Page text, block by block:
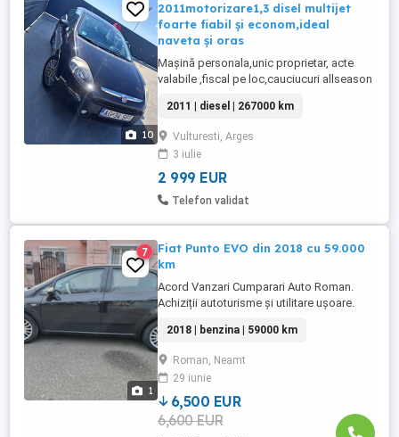
10
2011motorizare1,3 disel multijet
foarte fiabil și econom,ideal
naveta și oras
Mașină personala,unic proprietar, acte
valabile ,fiscal pe loc,cauciucuri allseason
reglabil geamuri electrice fata, filtru de
particule, scaune reglabile electric lombar,
fără martori aprinsi în bord mai multe
detalii la tel.
2011 | diesel | 267000 km
Vulturesti, Arges
3 iulie
2 999 EUR
Telefon validat
1
7
Fiat Punto EVO din 2018 cu 59.000
km
Acord Vanzari Cumparari Auto Roman.
Achiziții autoturisme și utilitare ușoare.
Italia în August 2018 și înmatriculat
România 2024 . unic proprietar. utilizator.
Autoturismul are 59.000 km Funcționare
Ireproșabilă Aspectul ireprosabil Se
comporta ca un autoturism ...
2018 | benzina | 59000 km
Roman, Neamt
29 iunie
6,500 EUR
6,600 EUR